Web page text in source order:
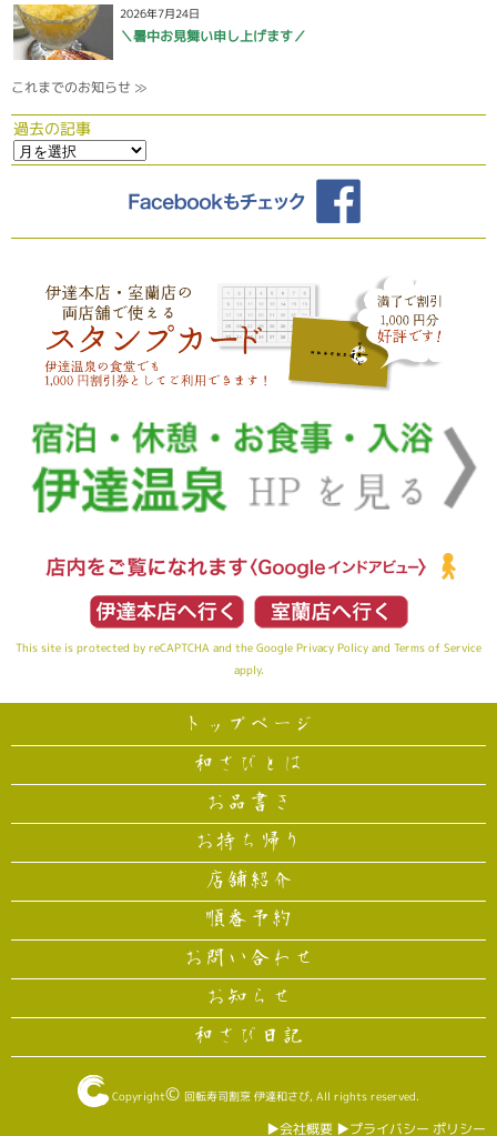
2026年7月24日
＼暑中お見舞い申し上げます／
これまでのお知らせ ≫
過去の記事
This site is protected by reCAPTCHA and the Google Privacy Policy and Terms of Service
apply.
トップページ
和さびとは
お品書き
お持ち帰り
店舗紹介
順番予約
お問い合わせ
お知らせ
和さび日記
Copyright© 回転寿司割烹 伊達和さび, All rights reserved.
▶︎会社概要 ▶︎プライバシー ポリシー